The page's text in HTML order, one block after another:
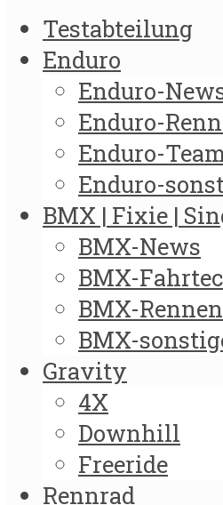
Testabteilung
Enduro
Enduro-
Enduro-
Enduro-
Enduro-
BMX | Fixie |
BMX-News
BMX-
BMX-Rennen
BMX-
Gravity
4X
Downhill
Freeride
Rennrad